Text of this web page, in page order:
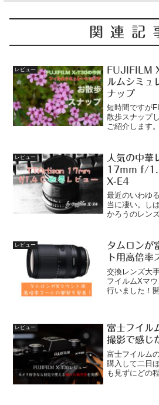
関連記
レビュー
FUJIFILM
ルムシミュ
ナップ
短時間ですが
散歩スナップ
ご紹介します
値が書いてな
になってま...
レビュー
人気の中
17mm f/
X-E4
最近のいわゆ
当に凄い。し
かろうのレン
思います。そ
いので売れる
レビュー
タムロンが
ト用高倍率
交換レンズ大
フイルムXマ
行いました！
レビュー
富士フイル
撮影で感じ
富士フイルム
購入して二日
も見ずにどの